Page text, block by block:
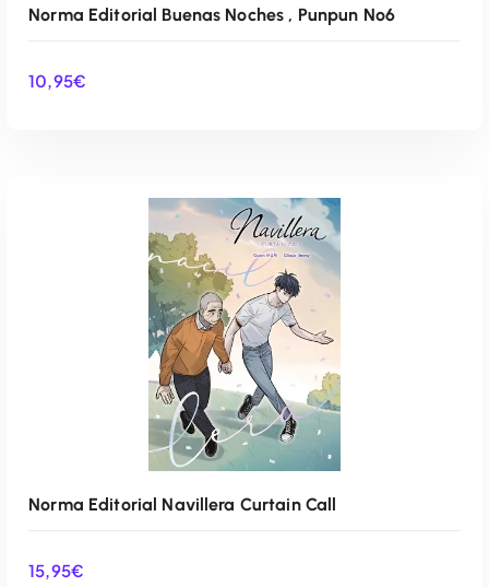
AÑADIR AL CARRITO
Norma Editorial Buenas Noches , Punpun Nº6
10,95€
Norma Editorial Navillera Curtain Call
15,95€